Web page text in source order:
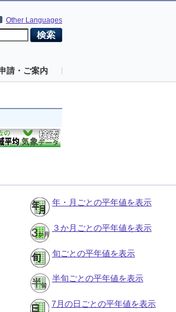
Other Languages
請・ご案内
年・月ごとの平年値を表示
３か月ごとの平年値を表示
旬ごとの平年値を表示
半旬ごとの平年値を表示
7月の日ごとの平年値を表示